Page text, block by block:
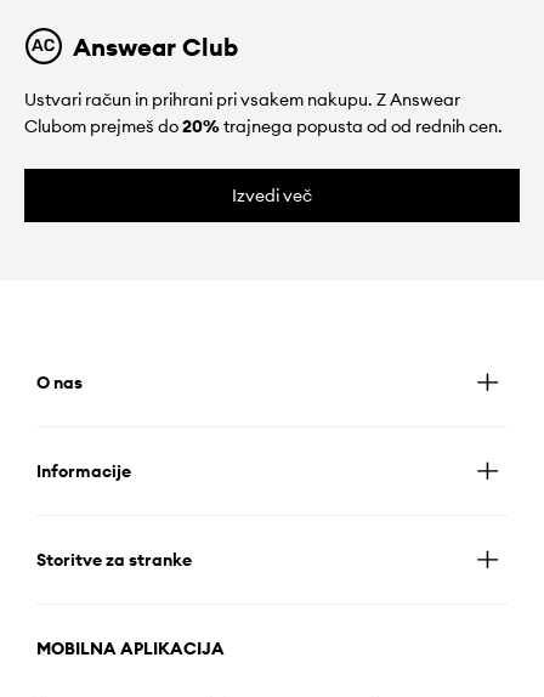
Answear Club
Ustvari račun in prihrani pri vsakem nakupu. Z Answear
Clubom prejmeš do20%trajnega popusta od od rednih cen.
Izvedi več
O nas
Informacije
Storitve za stranke
MOBILNA APLIKACIJA